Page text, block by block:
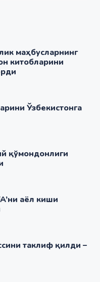
маҳбусларнинг
китобларини
Ўзбекистонга
қўмондонлиги
аёл киши
таклиф қилди –